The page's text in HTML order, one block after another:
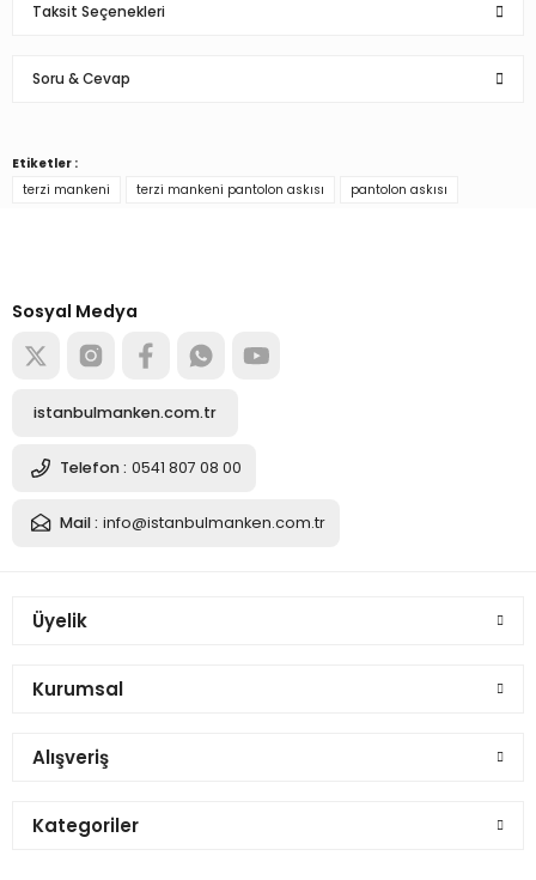
Taksit Seçenekleri
Soru & Cevap
Etiketler :
terzi mankeni
terzi mankeni pantolon askısı pantolon askısı
Sosyal Medya
istanbulmanken.com.tr
Telefon : 0541 807 08 00
Mail : info@istanbulmanken.com.tr
Üyelik
Kurumsal
Alışveriş
Kategoriler